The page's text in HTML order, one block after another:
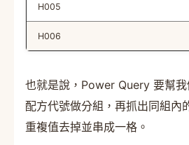
H005
H006
也就是說，Power Query 要幫
配方代號做分組，再抓出同組內
重複值去掉並串成一格。